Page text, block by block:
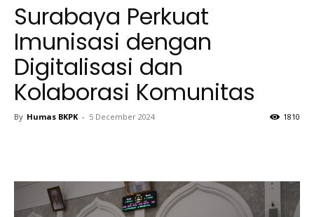
Surabaya Perkuat
Imunisasi dengan
Digitalisasi dan
Kolaborasi Komunitas
By Humas BKPK - 5 December 2024 1810